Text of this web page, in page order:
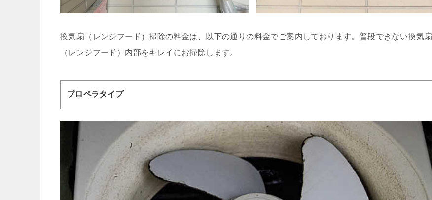
換気扇（レンジフード）掃除の料金は、以下の通りの料金でご案内しております。普段できない換気扇
（レンジフード）内部をキレイにお掃除します。
プロペラタイプ